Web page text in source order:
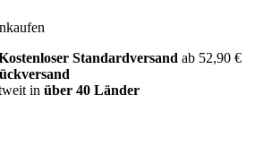
Standardversand ab 52,90 €
in über 40 Länder